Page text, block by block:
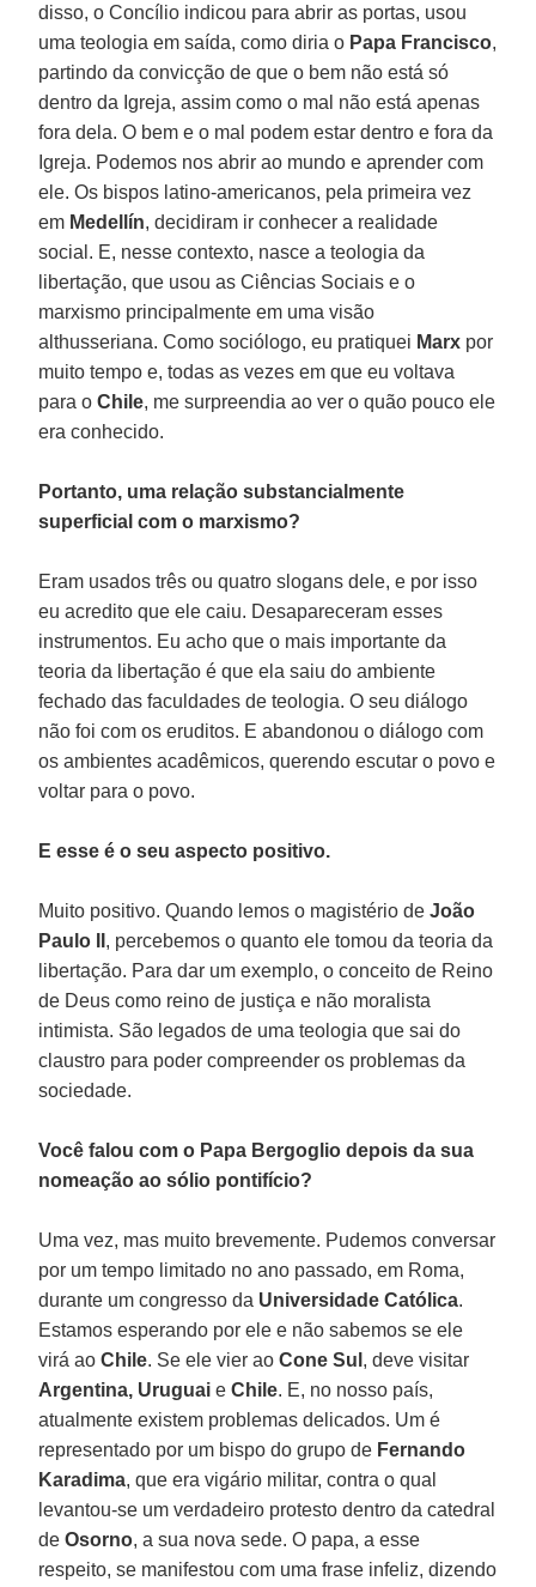
disso, o Concílio indicou para abrir as portas, usou
uma teologia em saída, como diria o Papa Francisco,
partindo da convicção de que o bem não está só
dentro da Igreja, assim como o mal não está apenas
fora dela. O bem e o mal podem estar dentro e fora da
Igreja. Podemos nos abrir ao mundo e aprender com
ele. Os bispos latino-americanos, pela primeira vez
em Medellín, decidiram ir conhecer a realidade
social. E, nesse contexto, nasce a teologia da
libertação, que usou as Ciências Sociais e o
marxismo principalmente em uma visão
althusseriana. Como sociólogo, eu pratiquei Marx por
muito tempo e, todas as vezes em que eu voltava
para oChile, me surpreendia ao ver o quão pouco ele
era conhecido.
Portanto, uma relação substancialmente
superficial com o marxismo?
Eram usados três ou quatro slogans dele, e por isso
eu acredito que ele caiu. Desapareceram esses
instrumentos. Eu acho que o mais importante da
teoria da libertação é que ela saiu do ambiente
fechado das faculdades de teologia. O seu diálogo
não foi com os eruditos. E abandonou o diálogo com
os ambientes acadêmicos, querendo escutar o povo e
voltar para o povo.
E esse é o seu aspecto positivo.
Muito positivo. Quando lemos o magistério deJoão
Paulo II , percebemos o quanto ele tomou da teoria da
libertação. Para dar um exemplo, o conceito de Reino
de Deus como reino de justiça e não moralista
intimista. São legados de uma teologia que sai do
claustro para poder compreender os problemas da
sociedade.
Você falou com o Papa Bergoglio depois da sua
nomeação ao sólio pontifício?
Uma vez, mas muito brevemente. Pudemos conversar
por um tempo limitado no ano passado, em Roma,
durante um congresso da Universidade Católica.
Estamos esperando por ele e não sabemos se ele
virá aoChile. Se ele vier aoCone Sul , deve visitar
Argentina, Uruguai eChile. E, no nosso país,
atualmente existem problemas delicados. Um é
representado por um bispo do grupo de Fernando
Karadima, que era vigário militar, contra o qual
levantou-se um verdadeiro protesto dentro da catedral
deOsorno, a sua nova sede. O papa, a esse
respeito, se manifestou com uma frase infeliz, dizendo